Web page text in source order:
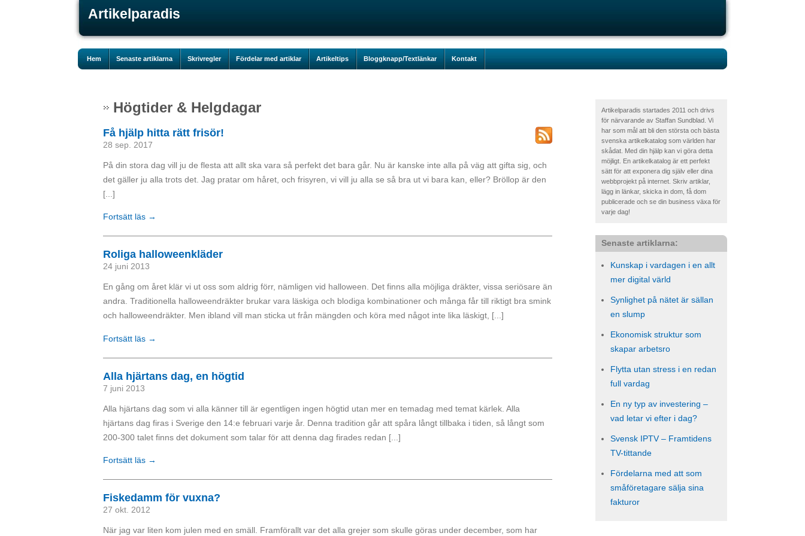
Artikelparadis
Hem Senaste artiklarna Skrivregler Fördelar med artiklar Artikeltips Bloggknapp/Textlänkar Kontakt
Artikelparadis startades 2011 och drivs
för närvarande av Staffan Sundblad. Vi
har som mål att bli den största och bästa
svenska artikelkatalog som världen har
skådat. Med din hjälp kan vi göra detta
möjligt. En artikelkatalog är ett perfekt
sätt för att exponera dig själv eller dina
webbprojekt på internet. Skriv artiklar,
lägg in länkar, skicka in dom, få dom
publicerade och se din business växa för
varje dag!
Senaste artiklarna:
Kunskap i vardagen i en allt
mer digital värld
Synlighet på nätet är sällan
en slump
Ekonomisk struktur som
skapar arbetsro
Flytta utan stress i en redan
full vardag
En ny typ av investering –
vad letar vi efter i dag?
Svensk IPTV – Framtidens
TV-tittande
Fördelarna med att som
småföretagare sälja sina
fakturor
Högtider & Helgdagar
Få hjälp hitta rätt frisör!
28 sep. 2017
På din stora dag vill ju de flesta att allt ska vara så perfekt det bara går. Nu är kanske inte alla på väg att gifta sig, och
det gäller ju alla trots det. Jag pratar om håret, och frisyren, vi vill ju alla se så bra ut vi bara kan, eller? Bröllop är den
[...]
Fortsätt läs →
Roliga halloweenkläder
24 juni 2013
En gång om året klär vi ut oss som aldrig förr, nämligen vid halloween. Det finns alla möjliga dräkter, vissa seriösare än
andra. Traditionella halloweendräkter brukar vara läskiga och blodiga kombinationer och många får till riktigt bra smink
och halloweendräkter. Men ibland vill man sticka ut från mängden och köra med något inte lika läskigt, [...]
Fortsätt läs →
Alla hjärtans dag, en högtid
7 juni 2013
Alla hjärtans dag som vi alla känner till är egentligen ingen högtid utan mer en temadag med temat kärlek. Alla
hjärtans dag firas i Sverige den 14:e februari varje år. Denna tradition går att spåra långt tillbaka i tiden, så långt som
200-300 talet finns det dokument som talar för att denna dag firades redan [...]
Fortsätt läs →
Fiskedamm för vuxna?
27 okt. 2012
När jag var liten kom julen med en smäll. Framförallt var det alla grejer som skulle göras under december, som har